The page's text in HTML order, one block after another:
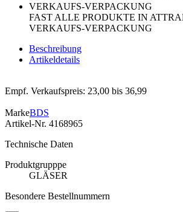
FAST ALLE PRODUKTE IN
VERKAUFS-VERPACKUNG
Beschreibung
Artikeldetails
Empf. Verkaufspreis: 23,00 bis 36,99
MarkeBDS
Artikel-Nr. 4168965
Technische Daten
Produktgrupppe
GLÄSER
Besondere Bestellnummern